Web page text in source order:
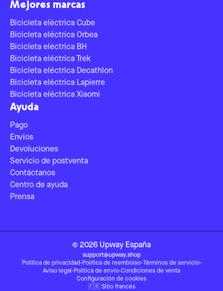
Mejores marcas
Bicicleta eléctrica Cube
Bicicleta eléctrica Orbea
Bicicleta eléctrica BH
Bicicleta eléctrica Trek
Bicicleta eléctrica Decathlon
Bicicleta eléctrica Lapierre
Bicicleta eléctrica Xiaomi
Ayuda
Pago
Envíos
Devoluciones
Servicio de postventa
Contáctanos
Centro de ayuda
Prensa
© 2026 Upway España
support@upway.shop
Política de privacidad-Política de reembolso-Términos de servicio-
Aviso legal -Política de envío-Condiciones de venta
Configuración de cookies
🇫🇷 Sitio francés